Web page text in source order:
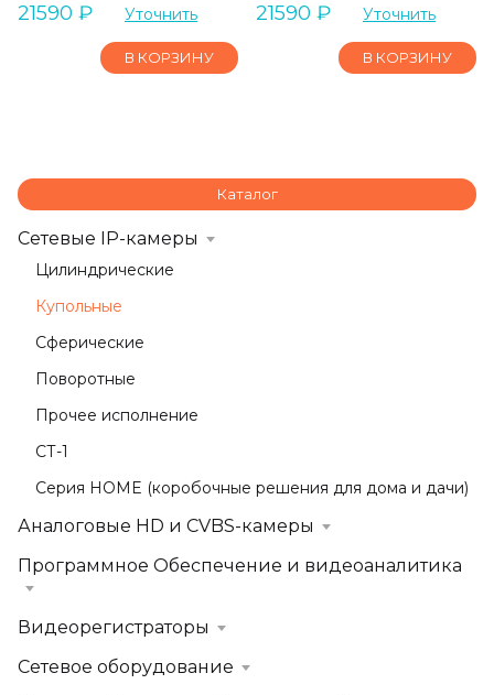
21590 ₽ Уточнить
В КОРЗИНУ
21590 ₽ Уточнить
В КОРЗИНУ
Каталог
Сетевые IP-камеры
Цилиндрические
Купольные
Сферические
Поворотные
Прочее исполнение
СТ-1
Серия HOME (коробочные решения для дома и дачи)
Аналоговые HD и CVBS-камеры
Программное Обеспечение и видеоаналитика
Видеорегистраторы
Сетевое оборудование